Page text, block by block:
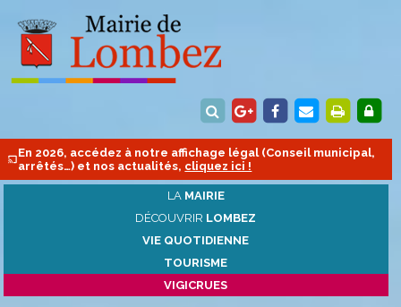
En 2026, accédez à notre affichage légal (Conseil municipal,
arrêtés…) et nos actualités, cliquez ici !
LA MAIRIE
DÉCOUVRIR LOMBEZ
VIE QUOTIDIENNE
TOURISME
VIGICRUES